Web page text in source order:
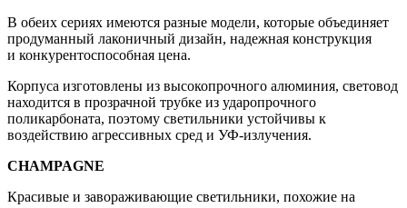
В обеих сериях имеются разные модели, которые объединяет
продуманный лаконичный дизайн, надежная конструкция
и конкурентоспособная цена.
Корпуса изготовлены из высокопрочного алюминия, световод
находится в прозрачной трубке из ударопрочного
поликарбоната, поэтому светильники устойчивы к
воздействию агрессивных сред и УФ-излучения.
CHAMPAGNE
Красивые и завораживающие светильники, похожие на